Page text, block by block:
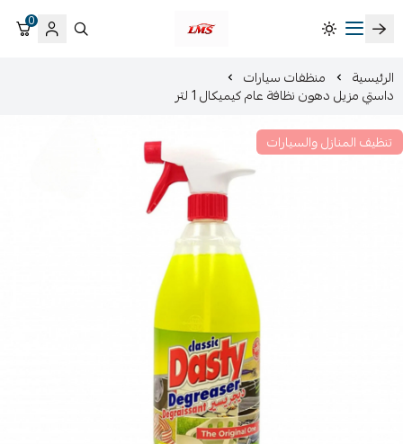
متجر لمسات الشرقية لزينة سيارات LMS
0
الرئيسية منظفات سيارات
داستي مزيل دهون نظافة عام كيميكال 1 لتر
تنظيف المنازل والسيارات